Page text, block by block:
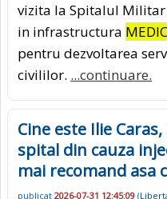
vizita la Spitalul
in infrastructura
pentru dezvoltarea
civililor. ...continuare.
Cine este Ilie
spital din cauza
mai recomand asa
publicat 2026-07-31 12:45:09 (